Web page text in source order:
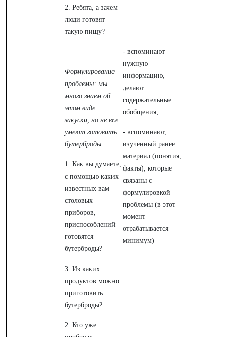
2. Ребята, а зачем
люди готовят
такую пищу?
Формулирование
проблемы: мы
много знаем об
этом виде
закуски, но не все
умеют готовить
бутерброды.
1. Как вы думаете,
с помощью каких
известных вам
столовых
приборов,
приспособлений
готовятся
бутерброды?
3. Из каких
продуктов можно
приготовить
бутерброды?
2. Кто уже
- вспоминают
нужную
информацию,
делают
содержательные
обобщения;
- вспоминают,
изученный ранее
материал (понятия,
факты), которые
связаны с
формулировкой
проблемы (в этот
момент
отрабатывается
минимум)